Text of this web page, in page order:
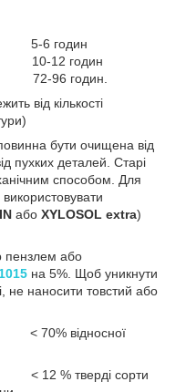
5-6 годин
10-12 годин
72-96 годин.
від кількості
бути очищена від
пухких деталей. Старі
способом. Для
або XYLOSOL extra)
пензлем або
1015 на 5%. Щоб уникнути
не наносити товстий або
< 12 % тверді сорти